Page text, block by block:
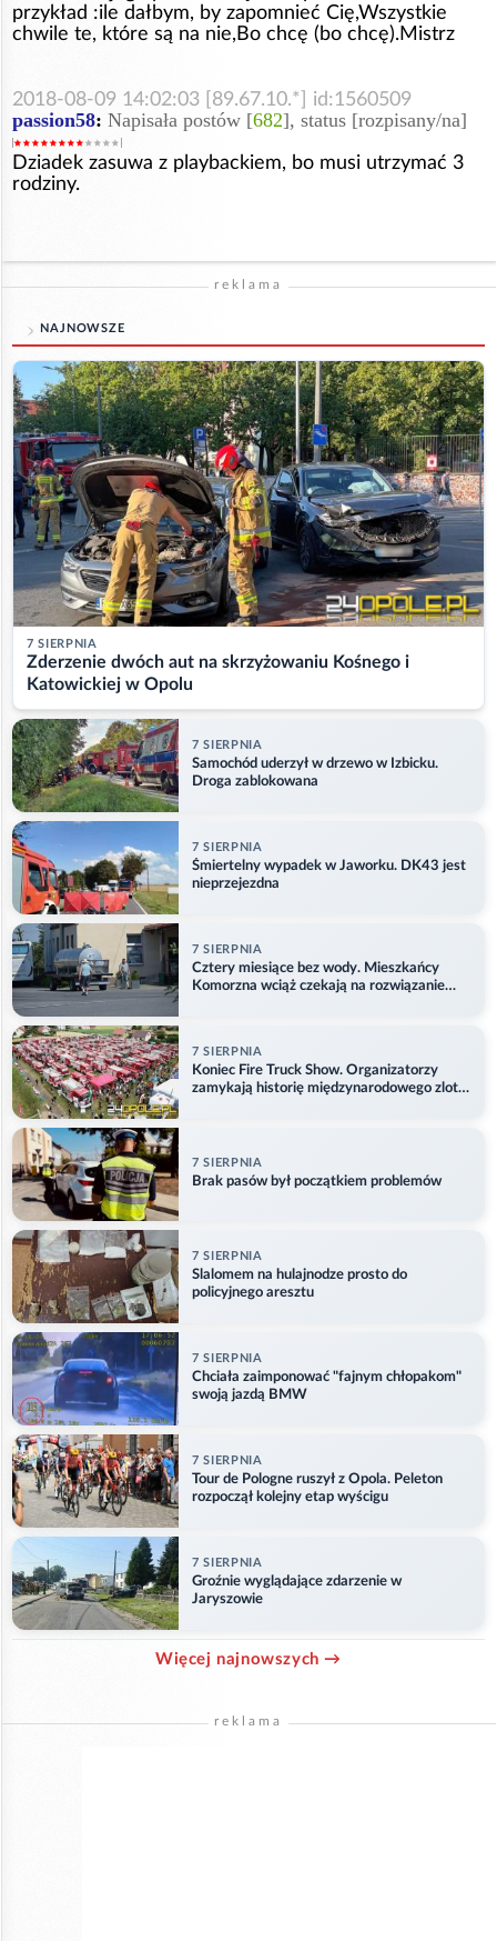
przykład :ile dałbym, by zapomnieć Cię,Wszystkie
chwile te, które są na nie,Bo chcę (bo chcę).Mistrz
2018-08-09 14:02:03 [89.67.10.*] id:1560509
passion58: Napisała postów [682], status [rozpisany/na]
Dziadek zasuwa z playbackiem, bo musi utrzymać 3
rodziny.
reklama
NAJNOWSZE
7 SIERPNIA
Zderzenie dwóch aut na skrzyżowaniu Kośnego i
Katowickiej w Opolu
7 SIERPNIA
Samochód uderzył w drzewo w Izbicku.
Droga zablokowana
7 SIERPNIA
Śmiertelny wypadek w Jaworku. DK43 jest
nieprzejezdna
7 SIERPNIA
Cztery miesiące bez wody. Mieszkańcy
Komorzna wciąż czekają na rozwiązanie
7 SIERPNIA
Koniec Fire Truck Show. Organizatorzy
zamykają historię międzynarodowego zlotu
7 SIERPNIA
Brak pasów był początkiem problemów
7 SIERPNIA
Slalomem na hulajnodze prosto do
policyjnego aresztu
7 SIERPNIA
Chciała zaimponować "fajnym chłopakom"
swoją jazdą BMW
7 SIERPNIA
Tour de Pologne ruszył z Opola. Peleton
rozpoczął kolejny etap wyścigu
7 SIERPNIA
Groźnie wyglądające zdarzenie w
Jaryszowie
Więcej najnowszych →
reklama